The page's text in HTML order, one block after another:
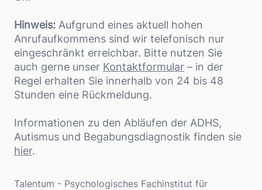
Hinweis: Aufgrund eines aktuell hohen
Anrufaufkommens sind wir telefonisch nur
eingeschränkt erreichbar. Bitte nutzen Sie
auch gerne unser Kontaktformular – in der
Regel erhalten Sie innerhalb von 24 bis 48
Stunden eine Rückmeldung.
Informationen zu den Abläufen der ADHS,
Autismus und Begabungsdiagnostik finden sie
hier.
Adresse
Talentum - Psychologisches Fachinstitut für